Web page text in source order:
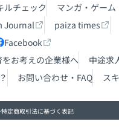
ルチェック
マンガ・ゲーム
Journal
paiza times
Facebook
お考えの企業様へ
中途求
お問い合わせ・FAQ ス
特定商取引法に基づく表記